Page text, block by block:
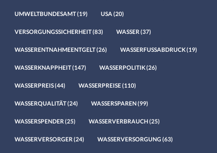
UMWELTBUNDESAMT(19) USA (20)
VERSORGUNGSSICHERHEIT(83) WASSER (37)
WASSERENTNAHMEENTGELT(26) WASSERFUSSABDRUCK(19)
WASSERKNAPPHEIT(147) WASSERPOLITIK(26)
WASSERPREIS(44) WASSERPREISE(110)
WASSERQUALITÄT(24) WASSERSPAREN(99)
WASSERSPENDER (25) WASSERVERBRAUCH(25)
WASSERVERSORGER (24) WASSERVERSORGUNG (63)